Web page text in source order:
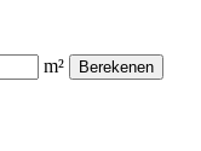
m² Berekenen